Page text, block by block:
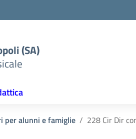
(SA)
per alunni e famiglie 228 Cir Dir